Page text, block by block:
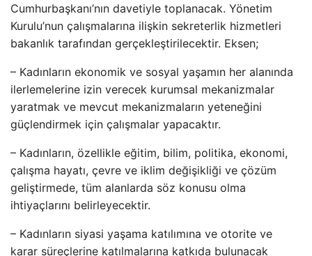
Cumhurbaşkanı’nın davetiyle toplanacak. Yönetim
Kurulu’nun çalışmalarına ilişkin sekreterlik hizmetleri
bakanlık tarafından gerçekleştirilecektir. Eksen;
– Kadınların ekonomik ve sosyal yaşamın her alanında
ilerlemelerine izin verecek kurumsal mekanizmalar
yaratmak ve mevcut mekanizmaların yeteneğini
güçlendirmek için çalışmalar yapacaktır.
– Kadınların, özellikle eğitim, bilim, politika, ekonomi,
çalışma hayatı, çevre ve iklim değişikliği ve çözüm
geliştirmede, tüm alanlarda söz konusu olma
ihtiyaçlarını belirleyecektir.
– Kadınların siyasi yaşama katılımına ve otorite ve
karar süreçlerine katılmalarına katkıda bulunacak